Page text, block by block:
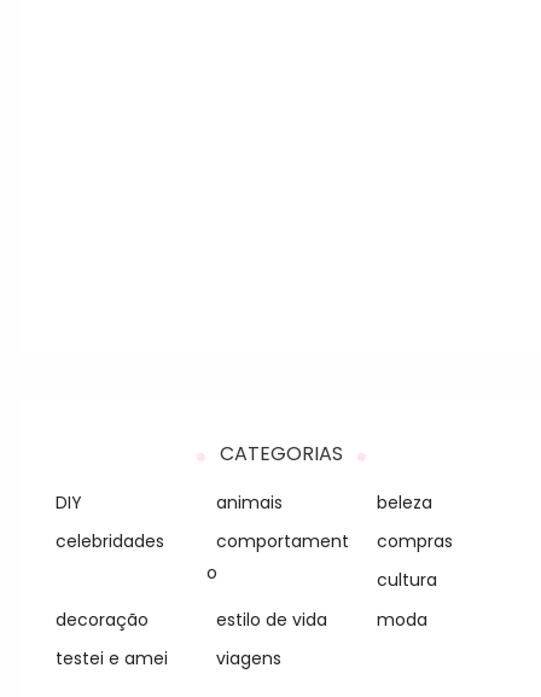
CATEGORIAS
DIY animais
beleza
celebridades
comportament
o
compras
cultura
decoração
estilo de vida
moda
testei e amei
viagens